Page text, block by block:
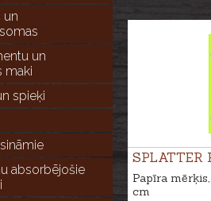
un
un
maki
spieķi
absorbējošie
SPLATTER
Papīra
cm